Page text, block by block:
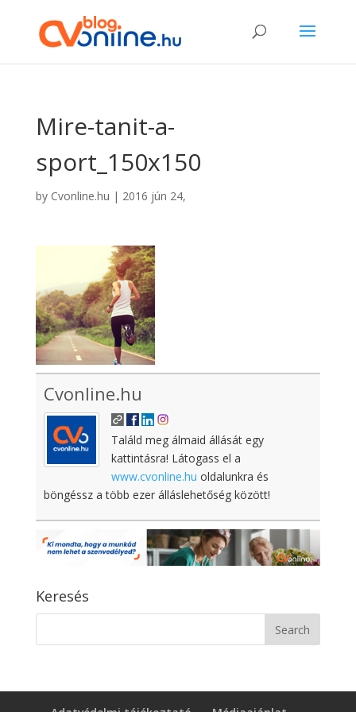
Mire-tanit-a-
sport_150x150
by Cvonline.hu | 2016 jún 24,
Cvonline.hu
Találd meg álmaid állását egy
kattintásra! Látogass el a
www.cvonline.hu oldalunkra és
böngéssz a több ezer álláslehetőség között!
Keresés